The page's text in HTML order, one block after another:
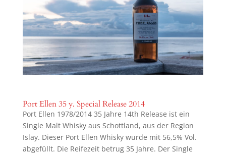
Port Ellen 35 y. Special Release 2014
Port Ellen 1978/2014 35 Jahre 14th Release ist ein
Single Malt Whisky aus Schottland, aus der Region
Islay. Dieser Port Ellen Whisky wurde mit 56,5% Vol.
abgefüllt. Die Reifezeit betrug 35 Jahre. Der Single